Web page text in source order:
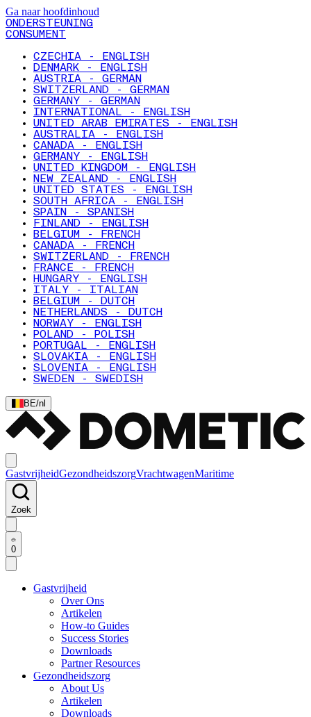
Ga naar hoofdinhoud
ONDERSTEUNING
CONSUMENT
CZECHIA - ENGLISH
DENMARK - ENGLISH
AUSTRIA - GERMAN
SWITZERLAND - GERMAN
GERMANY - GERMAN
INTERNATIONAL - ENGLISH
UNITED ARAB EMIRATES - ENGLISH
AUSTRALIA - ENGLISH
CANADA - ENGLISH
GERMANY - ENGLISH
UNITED KINGDOM - ENGLISH
NEW ZEALAND - ENGLISH
UNITED STATES - ENGLISH
SOUTH AFRICA - ENGLISH
SPAIN - SPANISH
FINLAND - ENGLISH
BELGIUM - FRENCH
CANADA - FRENCH
SWITZERLAND - FRENCH
FRANCE - FRENCH
HUNGARY - ENGLISH
ITALY - ITALIAN
BELGIUM - DUTCH
NETHERLANDS - DUTCH
NORWAY - ENGLISH
POLAND - POLISH
PORTUGAL - ENGLISH
SLOVAKIA - ENGLISH
SLOVENIA - ENGLISH
SWEDEN - SWEDISH
BE/nl
GastvrijheidGezondheidszorgVrachtwagenMaritime
Zoek
0
Gastvrijheid
Over Ons
Artikelen
How-to Guides
Success Stories
Downloads
Partner Resources
Gezondheidszorg
About Us
Artikelen
Downloads